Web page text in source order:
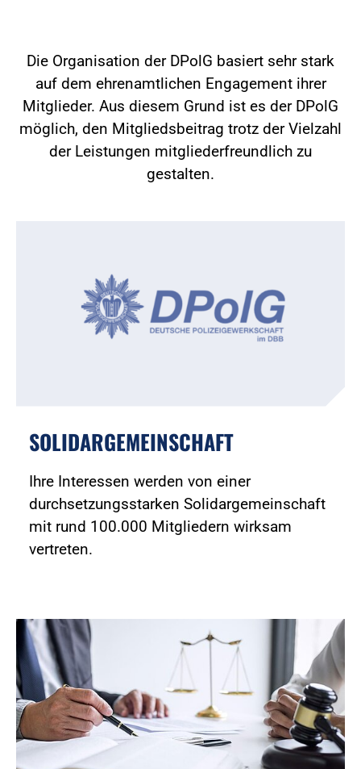
Die Organisation der DPolG basiert sehr stark
auf dem ehrenamtlichen Engagement ihrer
Mitglieder. Aus diesem Grund ist es der DPolG
möglich, den Mitgliedsbeitrag trotz der Vielzahl
der Leistungen mitgliederfreundlich zu
gestalten.
SOLIDARGEMEINSCHAFT
Ihre Interessen werden von einer
durchsetzungsstarken Solidargemeinschaft
mit rund 100.000 Mitgliedern wirksam
vertreten.